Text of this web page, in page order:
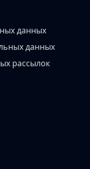
данных
данных
рассылок